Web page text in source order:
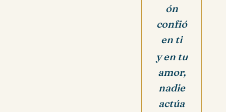
ón
confió
en ti
y en tu
amor,
nadie
actúa